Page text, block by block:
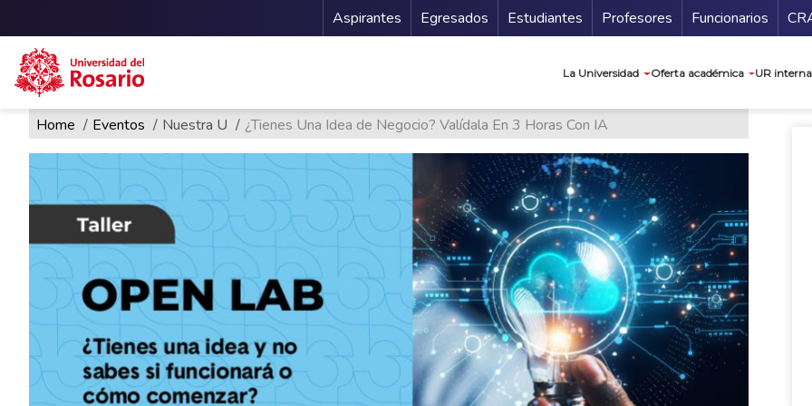
Pasar al contenido principal
Menu Secundario
Aspirantes Egresados Estudiantes Profesores Funcionarios
La Universidad Oferta académica UR
Ruta de navegación
Home Eventos Nuestra U ¿Tienes Una Idea de Negocio? Valídala En 3 Horas Con IA